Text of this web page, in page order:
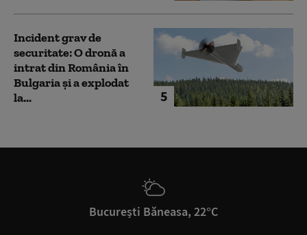
5
Incident grav de
securitate: O dronă a
intrat din România în
Bulgaria şi a explodat
la...
București Băneasa, 22°C